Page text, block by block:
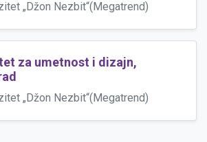
„Džon Nezbit“(Megatrend)
za umetnost i dizajn,
„Džon Nezbit“(Megatrend)